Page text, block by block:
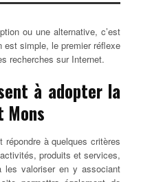
ou une alternative, c’est
est simple, le premier réflexe
recherches sur Internet.
à adopter la
à quelques critères
produits et services,
les valoriser en y associant